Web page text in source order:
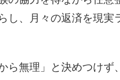
し、月々の返済を現実
ら無理」と決めつけず